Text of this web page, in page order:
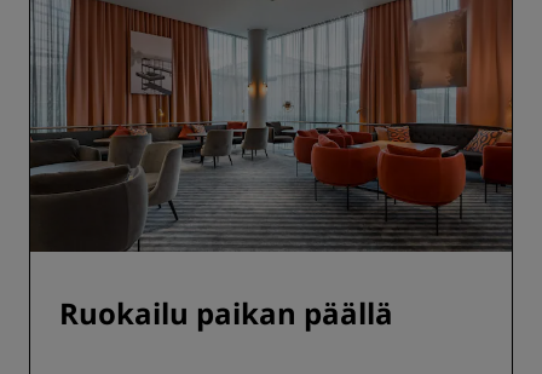
Ruokailu paikan päällä